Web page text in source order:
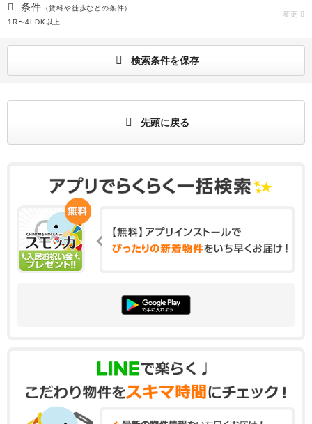
条件 （賃料や徒歩などの条件）
1R〜4LDK以上
変更
検索条件を保存
先頭に戻る